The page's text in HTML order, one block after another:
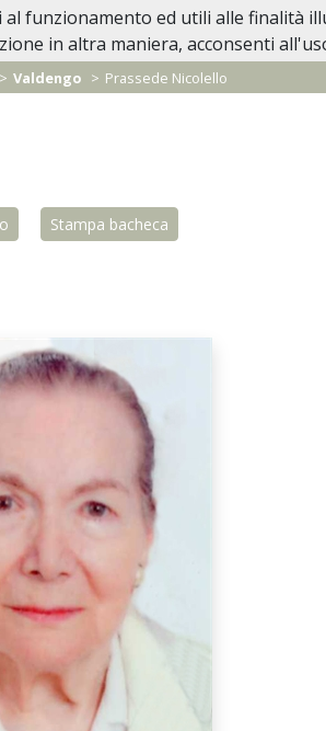
di Decesso Lutti Personaggi
Valdengo Prassede Nicolello
Stampa bacheca
funzionamento ed utili alle finalità
in altra maniera, acconsenti